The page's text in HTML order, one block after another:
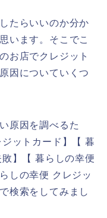
たらいいのか分か
います。そこでこ
お店でクレジット
因についていくつ
原因を調べるた
ットカード】【 暮
】【 暮らしの幸便
しの幸便 クレジッ
検索をしてみまし